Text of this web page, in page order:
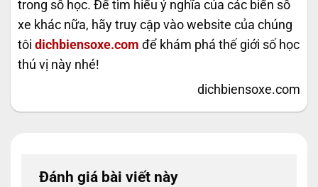
trong số học. Để tìm hiểu ý nghĩa của các biển số
xe khác nữa, hãy truy cập vào website của chúng
tôi dichbiensoxe.com để khám phá thế giới số học
thú vị này nhé!
dichbiensoxe.com
Đánh giá bài viết này